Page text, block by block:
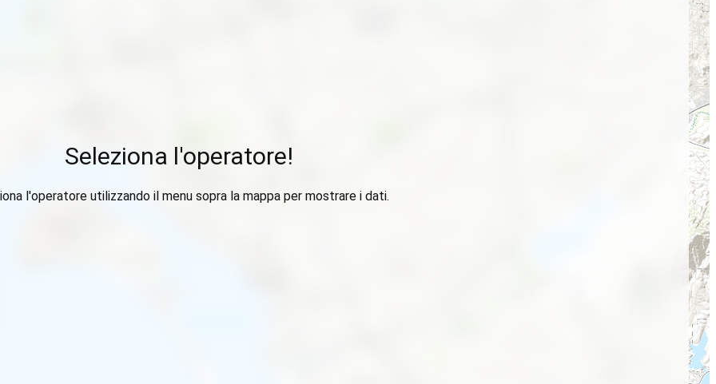
Seleziona l'operatore!
l'operatore utilizzando il menu sopra la mappa per mostrare i dati.